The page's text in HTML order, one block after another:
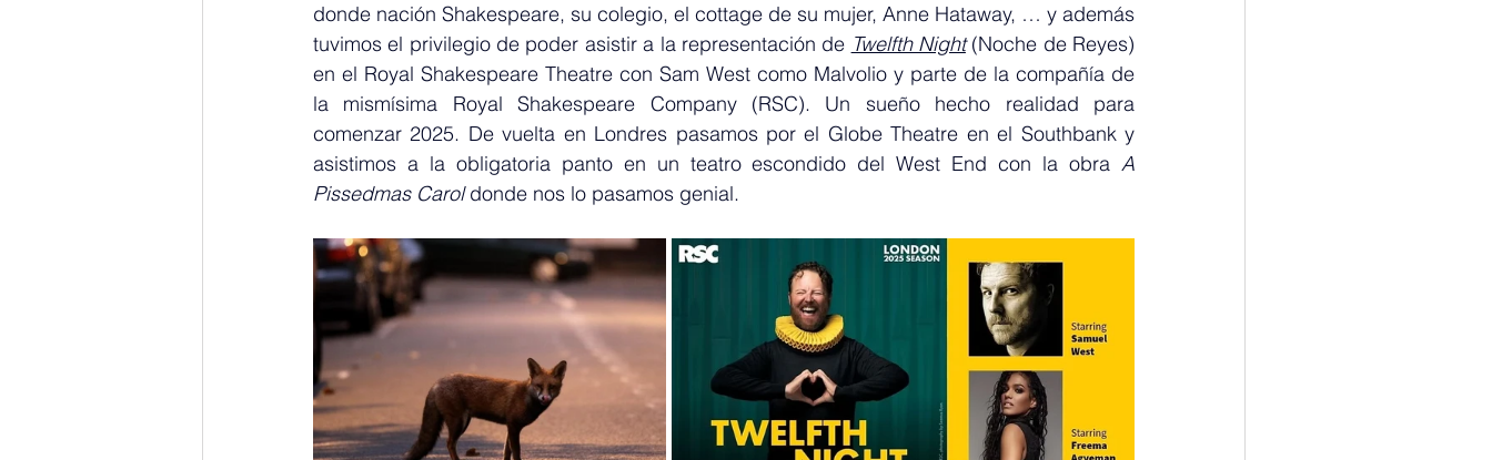
donde nación Shakespeare, su colegio, el cottage de su mujer, Anne Hataway, … y además
tuvimos el privilegio de poder asistir a la representación de Twelfth Night (Noche de Reyes)
en el Royal Shakespeare Theatre con Sam West como Malvolio y parte de la compañía de
la mismísima Royal Shakespeare Company (RSC). Un sueño hecho realidad para
comenzar 2025. De vuelta en Londres pasamos por el Globe Theatre en el Southbank y
asistimos a la obligatoria panto en un teatro escondido del West End con la obra A
Pissedmas Carol donde nos lo pasamos genial.